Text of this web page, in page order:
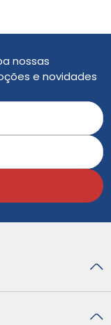
nossas
e novidades